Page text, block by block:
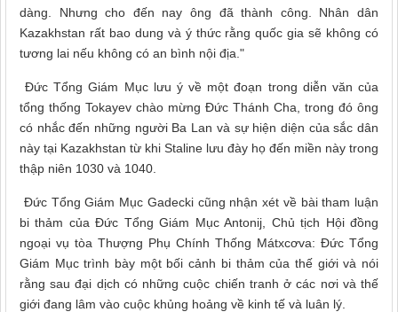
dàng. Nhưng cho đến nay ông đã thành công. Nhân dân
Kazakhstan rất bao dung và ý thức rằng quốc gia sẽ không có
tương lai nếu không có an bình nội địa."
Đức Tổng Giám Mục lưu ý về một đoạn trong diễn văn của
tổng thống Tokayev chào mừng Đức Thánh Cha, trong đó ông
có nhắc đến những người Ba Lan và sự hiện diện của sắc dân
này tại Kazakhstan từ khi Staline lưu đày họ đến miền này trong
thập niên 1030 và 1040.
Đức Tổng Giám Mục Gadecki cũng nhận xét về bài tham luận
bi thảm của Đức Tổng Giám Mục Antonij, Chủ tịch Hội đồng
ngoại vụ tòa Thượng Phụ Chính Thống Mátxcơva: Đức Tổng
Giám Mục trình bày một bối cảnh bi thảm của thế giới và nói
rằng sau đại dịch có những cuộc chiến tranh ở các nơi và thế
giới đang lâm vào cuộc khủng hoảng về kinh tế và luân lý.